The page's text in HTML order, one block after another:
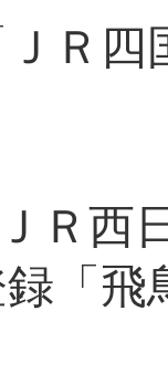
Ｒ
Ｒ西
「